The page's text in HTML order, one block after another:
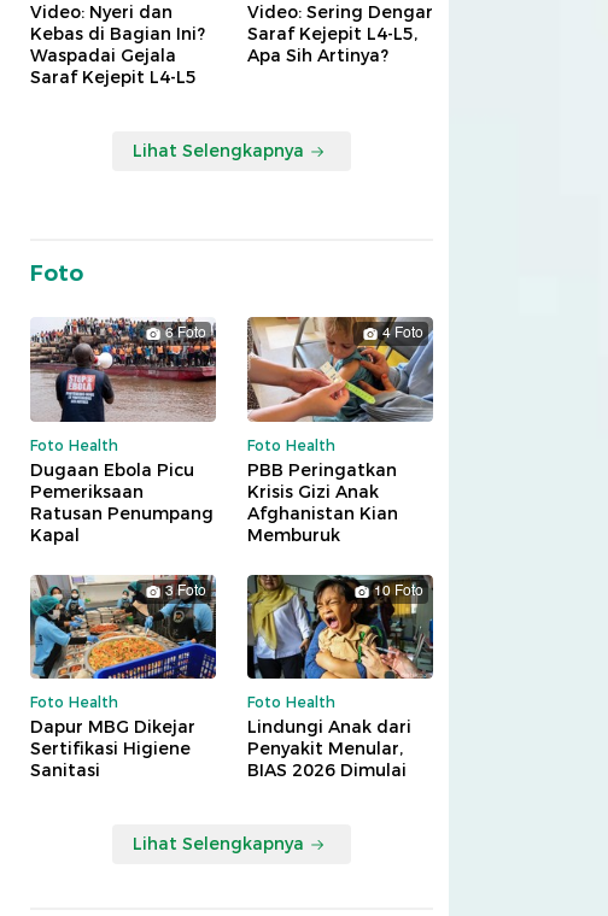
Video: Nyeri dan
Kebas di Bagian Ini?
Waspadai Gejala
Saraf Kejepit L4-L5
Video: Sering Dengar
Saraf Kejepit L4-L5,
Apa Sih Artinya?
Lihat Selengkapnya
Foto
6 Foto
Foto Health
Dugaan Ebola Picu
Pemeriksaan
Ratusan Penumpang
Kapal
4 Foto
Foto Health
PBB Peringatkan
Krisis Gizi Anak
Afghanistan Kian
Memburuk
3 Foto
Foto Health
Dapur MBG Dikejar
Sertifikasi Higiene
Sanitasi
10 Foto
Foto Health
Lindungi Anak dari
Penyakit Menular,
BIAS 2026 Dimulai
Lihat Selengkapnya